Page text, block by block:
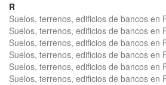
R
Suelos, terrenos, edificios de bancos en
Suelos, terrenos, edificios de bancos en
Suelos, terrenos, edificios de bancos en
Suelos, terrenos, edificios de bancos en
Suelos, terrenos, edificios de bancos en
Suelos, terrenos, edificios de bancos en